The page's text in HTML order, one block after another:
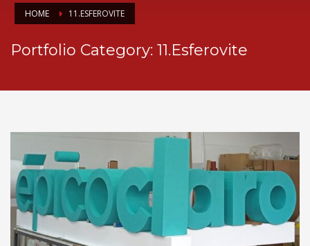
HOME 11.ESFEROVITE
Portfolio Category: 11.Esferovite